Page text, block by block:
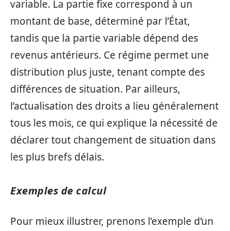
variable. La partie fixe correspond à un
montant de base, déterminé par l’État,
tandis que la partie variable dépend des
revenus antérieurs. Ce régime permet une
distribution plus juste, tenant compte des
différences de situation. Par ailleurs,
l’actualisation des droits a lieu généralement
tous les mois, ce qui explique la nécessité de
déclarer tout changement de situation dans
les plus brefs délais.
Exemples de calcul
Pour mieux illustrer, prenons l’exemple d’un